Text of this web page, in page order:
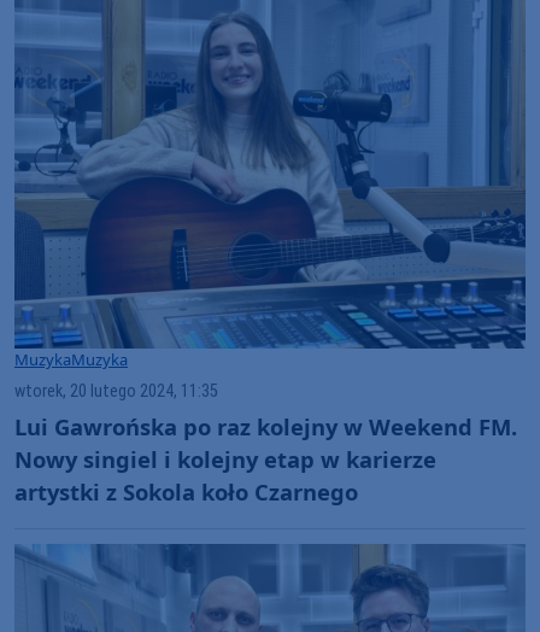
MuzykaMuzyka
wtorek, 20 lutego 2024, 11:35
Lui Gawrońska po raz kolejny w Weekend FM.
Nowy singiel i kolejny etap w karierze
artystki z Sokola koło Czarnego